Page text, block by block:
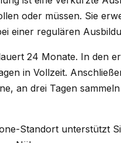
oder müssen. Sie
einer regulären
24 Monate. In den
in Vollzeit.
an drei Tagen
Standort unterstützt